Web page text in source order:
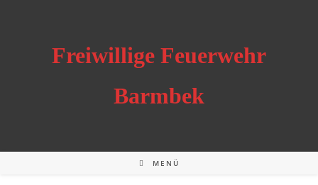
Freiwillige Feuerwehr
Barmbek
MENÜ